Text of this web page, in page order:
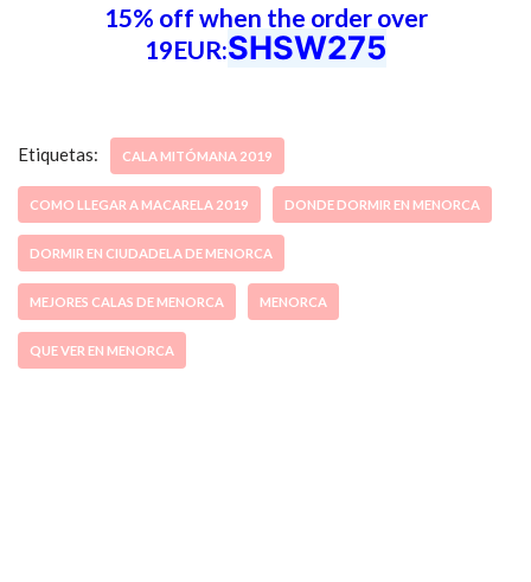
15% off when the order over
19EUR:SHSW275
Etiquetas: CALA MITÓMANA 2019
COMO LLEGAR A MACARELA 2019 DONDE DORMIR EN MENORCA
DORMIR EN CIUDADELA DE MENORCA
MEJORES CALAS DE MENORCA MENORCA
QUE VER EN MENORCA